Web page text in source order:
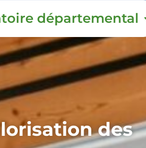
départemental
des